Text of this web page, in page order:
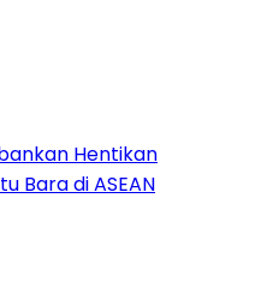
Hentikan
Bara di ASEAN